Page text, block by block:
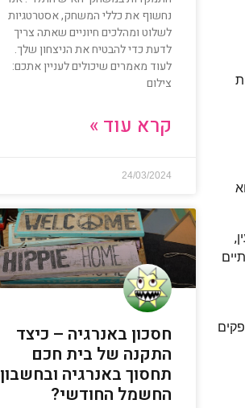
נחשוף את כללי המשחק, אסטרטגיות
לשלוט ומהלכים חיוניים שאתה צריך
לדעת כדי להבטיח את הניצחון שלך.
לעוד מאמרים שיכולים לעניין אתכם:
צילום
קרא עוד »
24/03/2024
חסכון באנרגיה – כיצד
התקנה של בית חכם
תחסוך באנרגיה ובחשבון
החשמל החודשי?